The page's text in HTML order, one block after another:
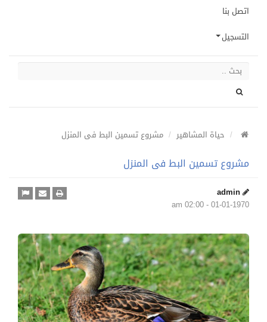
اتصل بنا
التسجيل
حياة المشاهير مشروع تسمين البط فى المنزل
مشروع تسمين البط فى المنزل
admin
01-01-1970 - 02:00 am